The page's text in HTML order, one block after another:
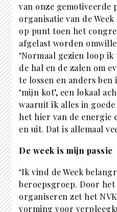
van onze
organisatie van de
op punt toen het
afgelast worden
‘Normaal gezien loop
de hal en de zalen om
te lossen en anders
‘mijn kot’, een lokaal
waaruit ik alles in
het hier van de
en uit. Dat is allemaal
De week is mijn passie
‘Ik vind de Week
beroepsgroep. Door
organiseren zet het
vorming voor